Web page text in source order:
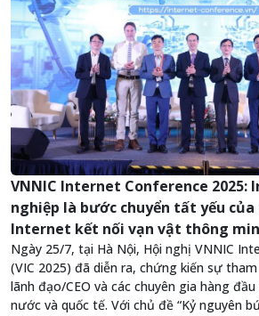
VNNIC Internet Conference 2025:
nghiệp là bước chuyển tất yếu của
Internet kết nối vạn vật thông
Ngày 25/7, tại Hà Nội, Hội nghị VNNIC
(VIC 2025) đã diễn ra, chứng kiến sự
lãnh đạo/CEO và các chuyên gia hàng
nước và quốc tế. Với chủ đề “Kỷ nguyên